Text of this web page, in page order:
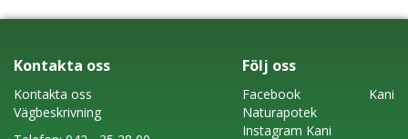
Kontakta oss
Kontakta oss
Vägbeskrivning
Följ oss
FacebookKani
Naturapotek
Instagram Kani